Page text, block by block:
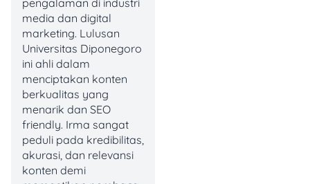
membawa dokumen
tersebut agar pengurusan
BPKB baru bisa diproses.
Syarat Dokumen
Pengurusan BPKB yang
Hilang
Fotokopi KTP atau
SIM
Fotokopi STNK
pengalaman di industri
media dan digital
marketing. Lulusan
Universitas Diponegoro
ini ahli dalam
menciptakan konten
berkualitas yang
menarik dan SEO
friendly. Irma sangat
peduli pada kredibilitas,
akurasi, dan relevansi
konten demi